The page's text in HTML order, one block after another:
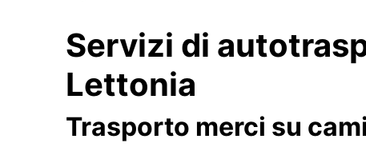
Servizi di
Lettonia
Trasporto merci su